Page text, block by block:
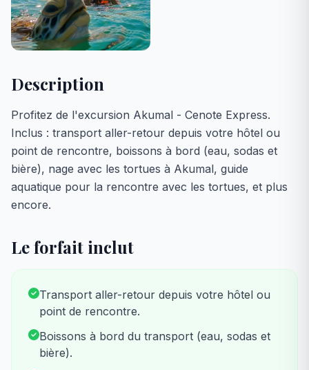
Description
Profitez de l'excursion Akumal - Cenote Express.
Inclus : transport aller-retour depuis votre hôtel ou
point de rencontre, boissons à bord (eau, sodas et
bière), nage avec les tortues à Akumal, guide
aquatique pour la rencontre avec les tortues, et plus
encore.
Le forfait inclut
Transport aller-retour depuis votre hôtel ou
point de rencontre.
Boissons à bord du transport (eau, sodas et
bière).